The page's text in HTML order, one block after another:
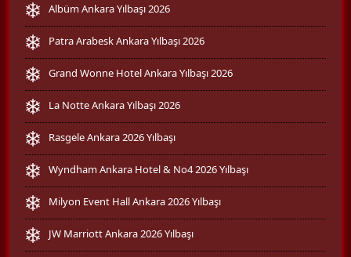
Albüm Ankara Yılbaşı 2026
Patra Arabesk Ankara Yılbaşı 2026
Grand Wonne Hotel Ankara Yılbaşı 2026
La Notte Ankara Yılbaşı 2026
Rasgele Ankara 2026 Yılbaşı
Wyndham Ankara Hotel & No4 2026 Yılbaşı
Milyon Event Hall Ankara 2026 Yılbaşı
JW Marriott Ankara 2026 Yılbaşı